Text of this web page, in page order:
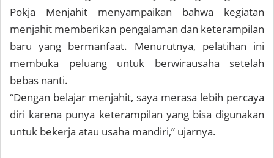
Pokja Menjahit menyampaikan bahwa kegiatan
menjahit memberikan pengalaman dan keterampilan
baru yang bermanfaat. Menurutnya, pelatihan ini
membuka peluang untuk berwirausaha setelah
bebas nanti.
“Dengan belajar menjahit, saya merasa lebih percaya
diri karena punya keterampilan yang bisa digunakan
untuk bekerja atau usaha mandiri,” ujarnya.